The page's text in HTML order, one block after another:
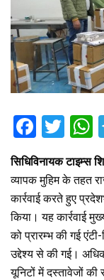
F
a
ce
b
o
o
k
T
tt
er
h
s
p
p
सिधिविनायक टाइम्स
व्यापक मुहिम के तहत
कार्रवाई करते हुए
किया। यह कार्रवाई
को प्रारम्भ की गई
उद्देश्य से की गई।
यूनिटों में दस्तावेजों की